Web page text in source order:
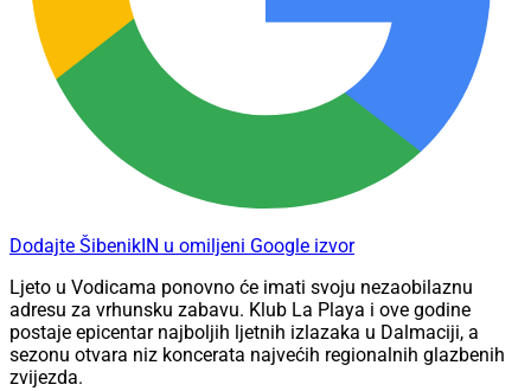
Dodajte ŠibenikIN u omiljeni Google izvor
Ljeto u Vodicama ponovno će imati svoju nezaobilaznu
adresu za vrhunsku zabavu. Klub La Playa i ove godine
postaje epicentar najboljih ljetnih izlazaka u Dalmaciji, a
sezonu otvara niz koncerata najvećih regionalnih glazbenih
zvijezda.